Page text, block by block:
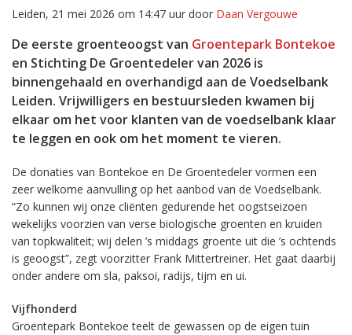
Leiden, 21 mei 2026 om 14:47 uur door Daan Vergouwe
De eerste groenteoogst van Groentepark Bontekoe
en Stichting De Groentedeler van 2026 is
binnengehaald en overhandigd aan de Voedselbank
Leiden. Vrijwilligers en bestuursleden kwamen bij
elkaar om het voor klanten van de voedselbank klaar
te leggen en ook om het moment te vieren.
De donaties van Bontekoe en De Groentedeler vormen een
zeer welkome aanvulling op het aanbod van de Voedselbank.
“Zo kunnen wij onze cliënten gedurende het oogstseizoen
wekelijks voorzien van verse biologische groenten en kruiden
van topkwaliteit; wij delen ’s middags groente uit die ’s ochtends
is geoogst”, zegt voorzitter Frank Mittertreiner. Het gaat daarbij
onder andere om sla, paksoi, radijs, tijm en ui.
Vijfhonderd
Groentepark Bontekoe teelt de gewassen op de eigen tuin